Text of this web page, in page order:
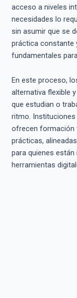
acceso a niveles
necesidades lo
sin asumir que se
práctica constante
fundamentales
En este proceso,
alternativa flexible
que estudian o
ritmo.
ofrecen formación
prácticas,
para quienes
herramientas